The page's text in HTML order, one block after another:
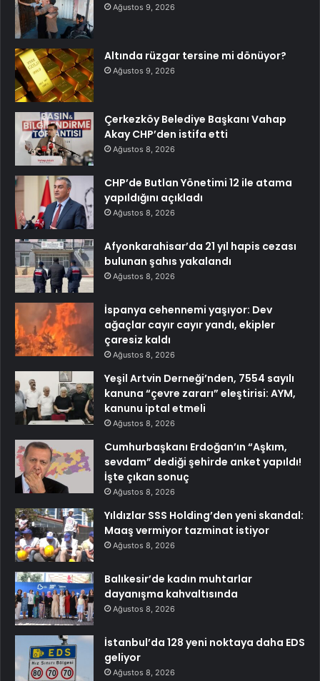
Ağustos 9, 2026
Altında rüzgar tersine mi dönüyor?
Ağustos 9, 2026
Çerkezköy Belediye Başkanı Vahap
Akay CHP’den istifa etti
Ağustos 8, 2026
CHP’de Butlan Yönetimi 12 ile atama
yapıldığını açıkladı
Ağustos 8, 2026
Afyonkarahisar’da 21 yıl hapis cezası
bulunan şahıs yakalandı
Ağustos 8, 2026
İspanya cehennemi yaşıyor: Dev
ağaçlar cayır cayır yandı, ekipler
çaresiz kaldı
Ağustos 8, 2026
Yeşil Artvin Derneği’nden, 7554 sayılı
kanuna “çevre zararı” eleştirisi: AYM,
kanunu iptal etmeli
Ağustos 8, 2026
Cumhurbaşkanı Erdoğan’ın “Aşkım,
sevdam” dediği şehirde anket yapıldı!
İşte çıkan sonuç
Ağustos 8, 2026
Yıldızlar SSS Holding’den yeni skandal:
Maaş vermiyor tazminat istiyor
Ağustos 8, 2026
Balıkesir’de kadın muhtarlar
dayanışma kahvaltısında
Ağustos 8, 2026
İstanbul’da 128 yeni noktaya daha EDS
geliyor
Ağustos 8, 2026